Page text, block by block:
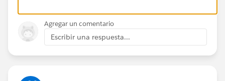
Agregar un comentario
Escribir una respuesta...